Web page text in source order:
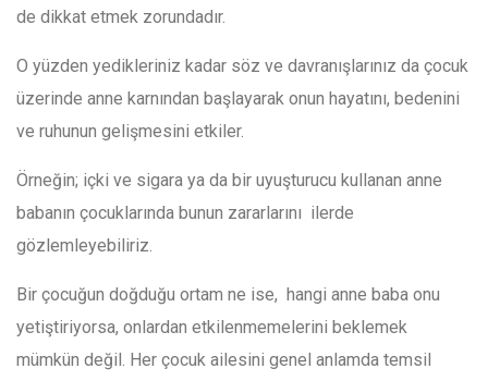
de dikkat etmek zorundadır.
O yüzden yedikleriniz kadar söz ve davranışlarınız da çocuk
üzerinde anne karnından başlayarak onun hayatını, bedenini
ve ruhunun gelişmesini etkiler.
Örneğin; içki ve sigara ya da bir uyuşturucu kullanan anne
babanın çocuklarında bunun zararlarını ilerde
gözlemleyebiliriz.
Bir çocuğun doğduğu ortam ne ise, hangi anne baba onu
yetiştiriyorsa, onlardan etkilenmemelerini beklemek
mümkün değil. Her çocuk ailesini genel anlamda temsil